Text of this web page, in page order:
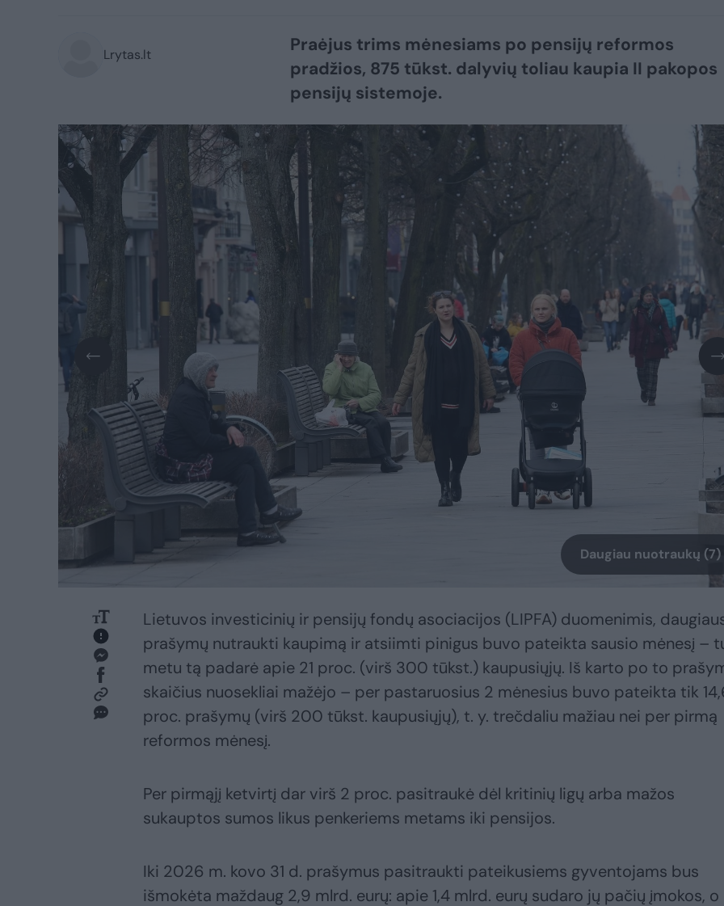
Lrytas.lt
Praėjus trims mėnesiams po pensijų reformos
pradžios, 875 tūkst. dalyvių toliau kaupia II pakopos
pensijų sistemoje.
Daugiau nuotraukų (7)
Lietuvos investicinių ir pensijų fondų asociacijos (LIPFA) duomenimis,
prašymų nutraukti kaupimą ir atsiimti pinigus buvo pateikta sausio mėnesį –
metu tą padarė apie 21 proc. (virš 300 tūkst.) kaupusiųjų. Iš karto po to
skaičius nuosekliai mažėjo – per pastaruosius 2 mėnesius buvo pateikta tik
proc. prašymų (virš 200 tūkst. kaupusiųjų), t. y. trečdaliu mažiau nei per pirmą
reformos mėnesį.
Per pirmąjį ketvirtį dar virš 2 proc. pasitraukė dėl kritinių ligų arba mažos
sukauptos sumos likus penkeriems metams iki pensijos.
Iki 2026 m. kovo 31 d. prašymus pasitraukti pateikusiems gyventojams bus
išmokėta maždaug 2,9 mlrd. eurų: apie 1,4 mlrd. eurų sudaro jų pačių įmokos,